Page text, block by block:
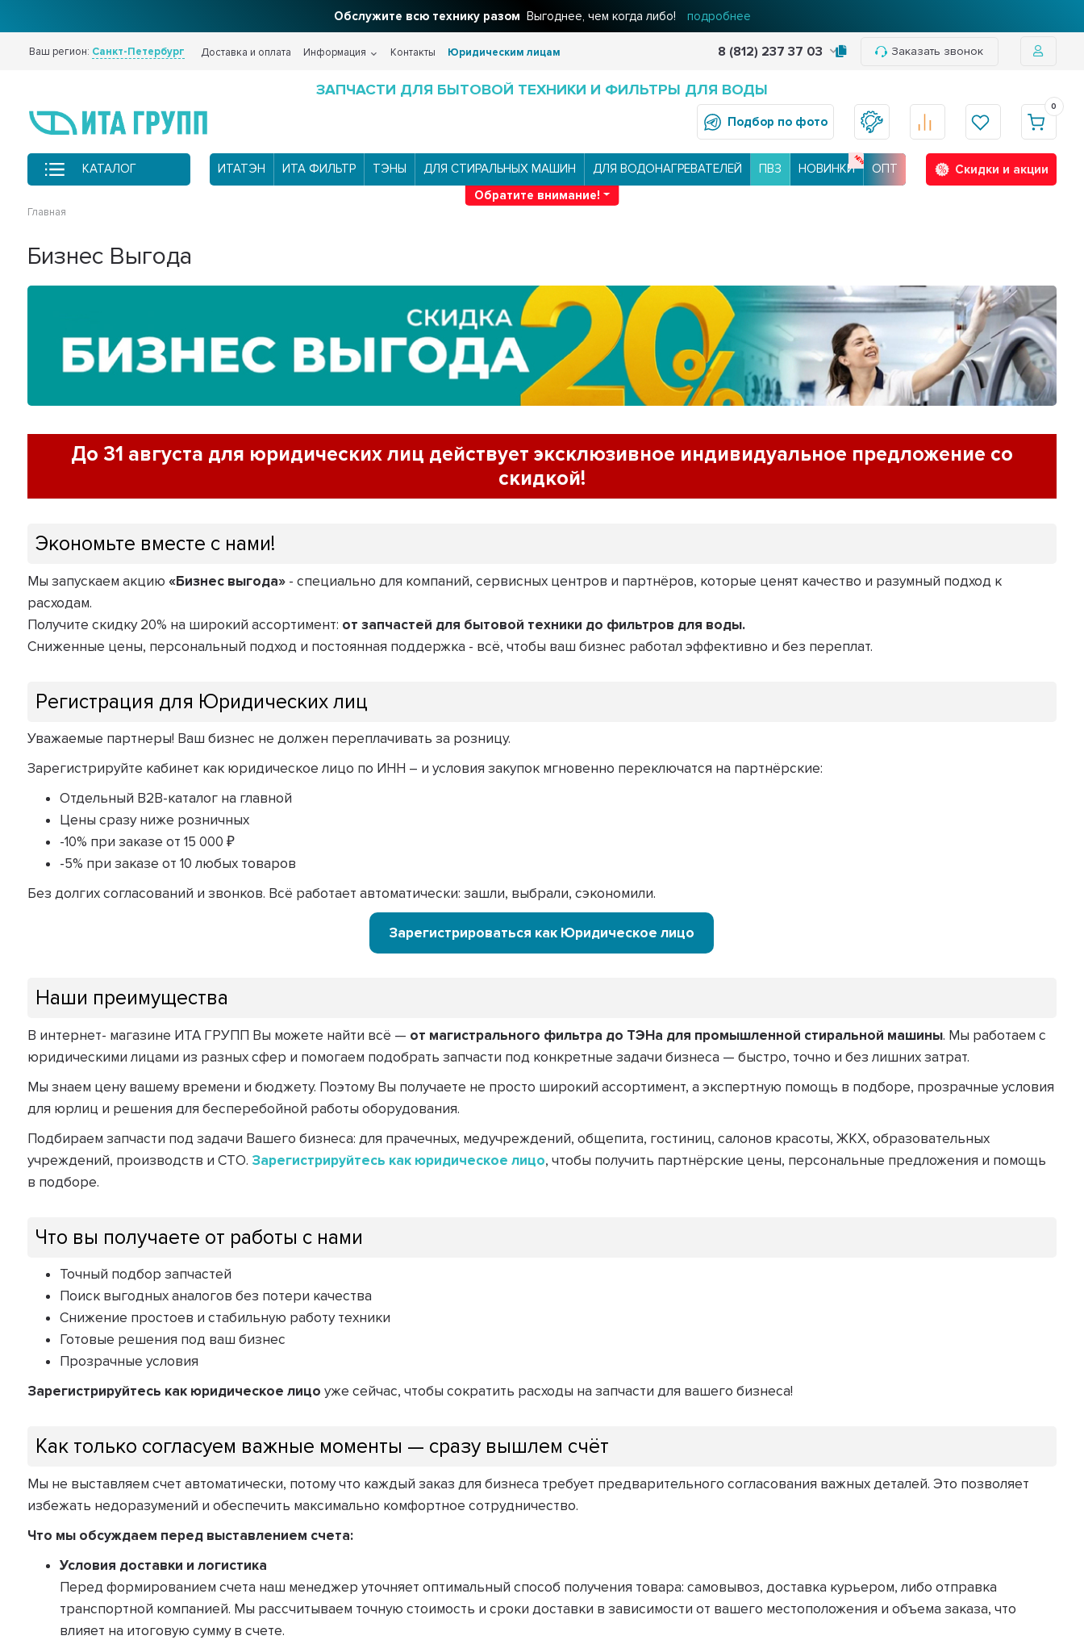
Обслужите всю технику разом Выгоднее, чем когда либо! подробнее
Ваш регион: Санкт-Петербург Доставка и оплата Информация Контакты Юридическим лицам 8 (812) 237 37 03 Заказать звонок
ЗАПЧАСТИ ДЛЯ БЫТОВОЙ ТЕХНИКИ И ФИЛЬТРЫ ДЛЯ ВОДЫ
Подбор по фото
0
КАТАЛОГ ИТАТЭН ИТА ФИЛЬТР ТЭНЫ ДЛЯ СТИРАЛЬНЫХ МАШИН ДЛЯ ВОДОНАГРЕВАТЕЛЕЙ ПВЗ НОВИНКИ ОПТ
Скидки и акции
Обратите внимание!
Главная
Бизнес Выгода
До 31 августа для юридических лиц действует эксклюзивное индивидуальное предложение со
скидкой!
Экономьте вместе с нами!
Мы запускаем акцию«Бизнес выгода» - специально для компаний, сервисных центров и партнёров, которые ценят качество и разумный подход к
расходам.
Получите скидку 20% на широкий ассортимент: от запчастей для бытовой техники до фильтров для воды.
Сниженные цены, персональный подход и постоянная поддержка - всё, чтобы ваш бизнес работал эффективно и без переплат.
Регистрация для Юридических лиц
Уважаемые партнеры! Ваш бизнес не должен переплачивать за розницу.
Зарегистрируйте кабинет как юридическое лицо по ИНН – и условия закупок мгновенно переключатся на партнёрские:
Отдельный B2B-каталог на главной
Цены сразу ниже розничных
-10% при заказе от 15 000 ₽
-5% при заказе от 10 любых товаров
Без долгих согласований и звонков. Всё работает автоматически: зашли, выбрали, сэкономили.
Зарегистрироваться как Юридическое лицо
Наши преимущества
В интернет- магазине ИТА ГРУПП Вы можете найти всё — от магистрального фильтра до ТЭНа для промышленной стиральной машины. Мы работаем с
юридическими лицами из разных сфер и помогаем подобрать запчасти под конкретные задачи бизнеса — быстро, точно и без лишних затрат.
Мы знаем цену вашему времени и бюджету. Поэтому Вы получаете не просто широкий ассортимент, а экспертную помощь в подборе, прозрачные условия
для юрлиц и решения для бесперебойной работы оборудования.
Подбираем запчасти под задачи Вашего бизнеса: для прачечных, медучреждений, общепита, гостиниц, салонов красоты, ЖКХ, образовательных
учреждений, производств и СТО. Зарегистрируйтесь как юридическое лицо, чтобы получить партнёрские цены, персональные предложения и помощь
в подборе.
Что вы получаете от работы с нами
Точный подбор запчастей
Поиск выгодных аналогов без потери качества
Снижение простоев и стабильную работу техники
Готовые решения под ваш бизнес
Прозрачные условия
Зарегистрируйтесь как юридическое лицоуже сейчас, чтобы сократить расходы на запчасти для вашего бизнеса!
Как только согласуем важные моменты — сразу вышлем счёт
Мы не выставляем счет автоматически, потому что каждый заказ для бизнеса требует предварительного согласования важных деталей. Это позволяет
избежать недоразумений и обеспечить максимально комфортное сотрудничество.
Что мы обсуждаем перед выставлением счета:
Условия доставки и логистика
Перед формированием счета наш менеджер уточняет оптимальный способ получения товара: самовывоз, доставка курьером, либо отправка
транспортной компанией. Мы рассчитываем точную стоимость и сроки доставки в зависимости от вашего местоположения и объема заказа, что
влияет на итоговую сумму в счете.